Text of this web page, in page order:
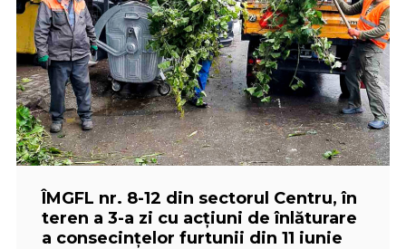
ÎMGFL nr. 8-12 din sectorul Centru, în
teren a 3-a zi cu acțiuni de înlăturare
a consecințelor furtunii din 11 iunie